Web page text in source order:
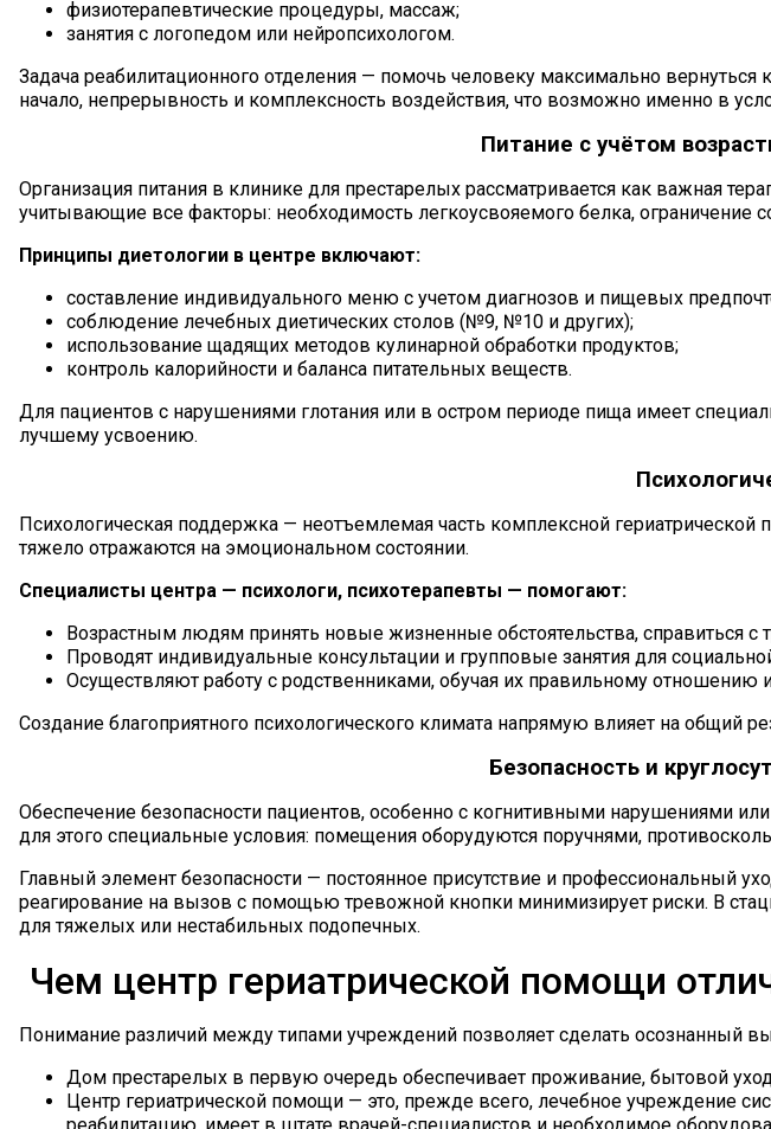
физиотерапевтические процедуры, массаж;
занятия с логопедом или нейропсихологом.
Задача реабилитационного отделения — помочь человеку максимально
начало, непрерывность и комплексность воздействия, что возможно именно в
Питание с учётом
Организация питания в клинике для престарелых рассматривается как важная
учитывающие все факторы: необходимость легкоусвояемого белка, ограничение
Принципы диетологии в центре включают:
составление индивидуального меню с учетом диагнозов и пищевых
соблюдение лечебных диетических столов (№9, №10 и других);
использование щадящих методов кулинарной обработки продуктов;
контроль калорийности и баланса питательных веществ.
Для пациентов с нарушениями глотания или в остром периоде пища имеет
лучшему усвоению.
Психологическая поддержка — неотъемлемая часть комплексной
тяжело отражаются на эмоциональном состоянии.
Специалисты центра — психологи, психотерапевты — помогают:
Возрастным людям принять новые жизненные обстоятельства, справиться с
Проводят индивидуальные консультации и групповые занятия для
Осуществляют работу с родственниками, обучая их правильному отношению
Создание благоприятного психологического климата напрямую влияет на общий
Безопасность и
Обеспечение безопасности пациентов, особенно с когнитивными нарушениями
для этого специальные условия: помещения оборудуются поручнями,
Главный элемент безопасности — постоянное присутствие и профессиональный
реагирование на вызов с помощью тревожной кнопки минимизирует риски. В
для тяжелых или нестабильных подопечных.
Чем центр гериатрической помощи
Понимание различий между типами учреждений позволяет сделать осознанный
Дом престарелых в первую очередь обеспечивает проживание, бытовой
Центр гериатрической помощи — это, прежде всего, лечебное учреждение
реабилитацию, имеет в штате врачей-специалистов и необходимое